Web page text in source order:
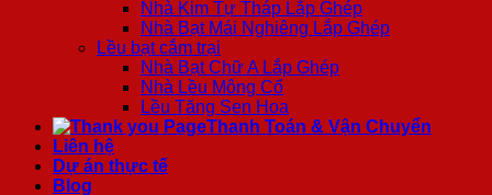
Nhà Kim Tự Tháp Lắp Ghép
Nhà Bạt Mái Nghiêng Lắp Ghép
Lều bạt cắm trại
Nhà Bạt Chữ A Lắp Ghép
Nhà Lều Mông Cổ
Lều Tăng Sen Hoa
Thanh Toán & Vận Chuyển
Liên hệ
Dự án thực tế
Blog